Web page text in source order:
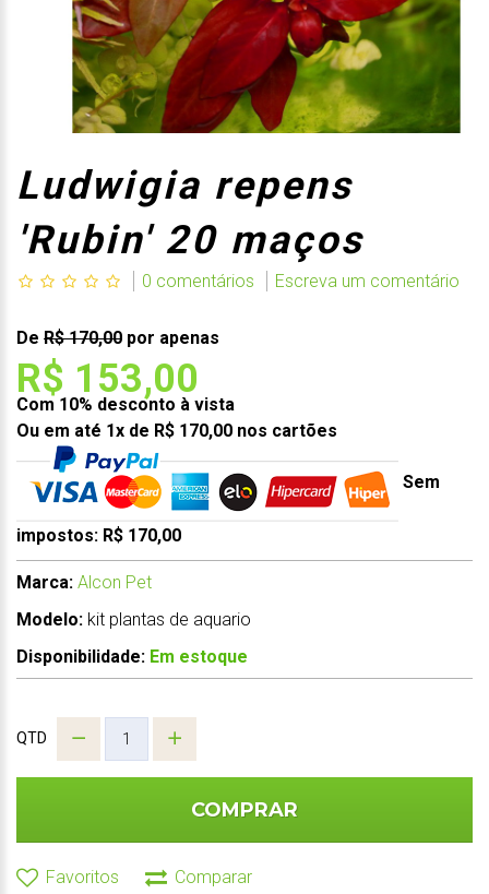
Ludwigia repens
'Rubin' 20 maços
0 comentários Escreva um comentário
De R$ 170,00 por apenas
R$ 153,00
Com 10% desconto à vista
Ou em até 1x de R$ 170,00 nos cartões
Sem
impostos: R$ 170,00
Marca: Alcon Pet
Modelo: kit plantas de aquario
Disponibilidade: Em estoque
QTD
COMPRAR
Favoritos Comparar